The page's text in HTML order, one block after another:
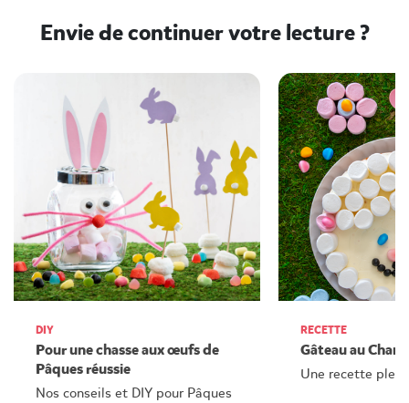
Envie de continuer votre lecture ?
DIY
Pour une chasse aux œufs de
Pâques réussie
Nos conseils et DIY pour Pâques
RECETTE
Gâteau au
Une recette